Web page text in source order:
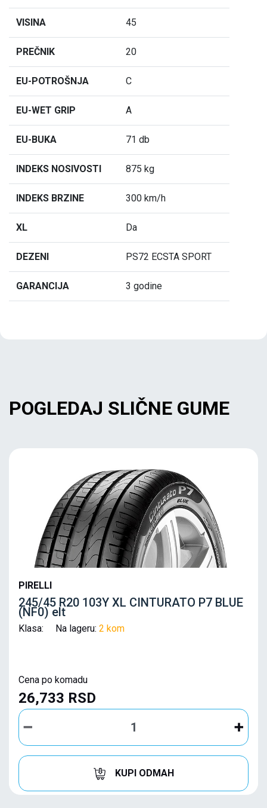
VISINA 45
PREČNIK 20
EU-POTROŠNJA C
EU-WET GRIP A
EU-BUKA 71 db
INDEKS NOSIVOSTI 875 kg
INDEKS BRZINE 300 km/h
XL Da
DEZENI PS72 ECSTA SPORT
GARANCIJA 3 godine
POGLEDAJ SLIČNE GUME
PIRELLI
245/45 R20 103Y XL CINTURATO P7 BLUE
(NF0) elt
Klasa: Na lageru: 2 kom
Cena po komadu
26,733 RSD
KUPI ODMAH